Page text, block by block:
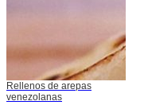
Rellenos de arepas
venezolanas